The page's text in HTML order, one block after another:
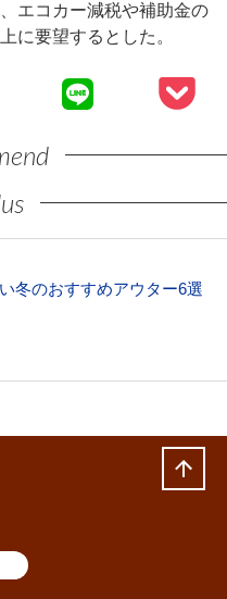
エコカー減税や補助金の
に要望するとした。
冬のおすすめアウター6選